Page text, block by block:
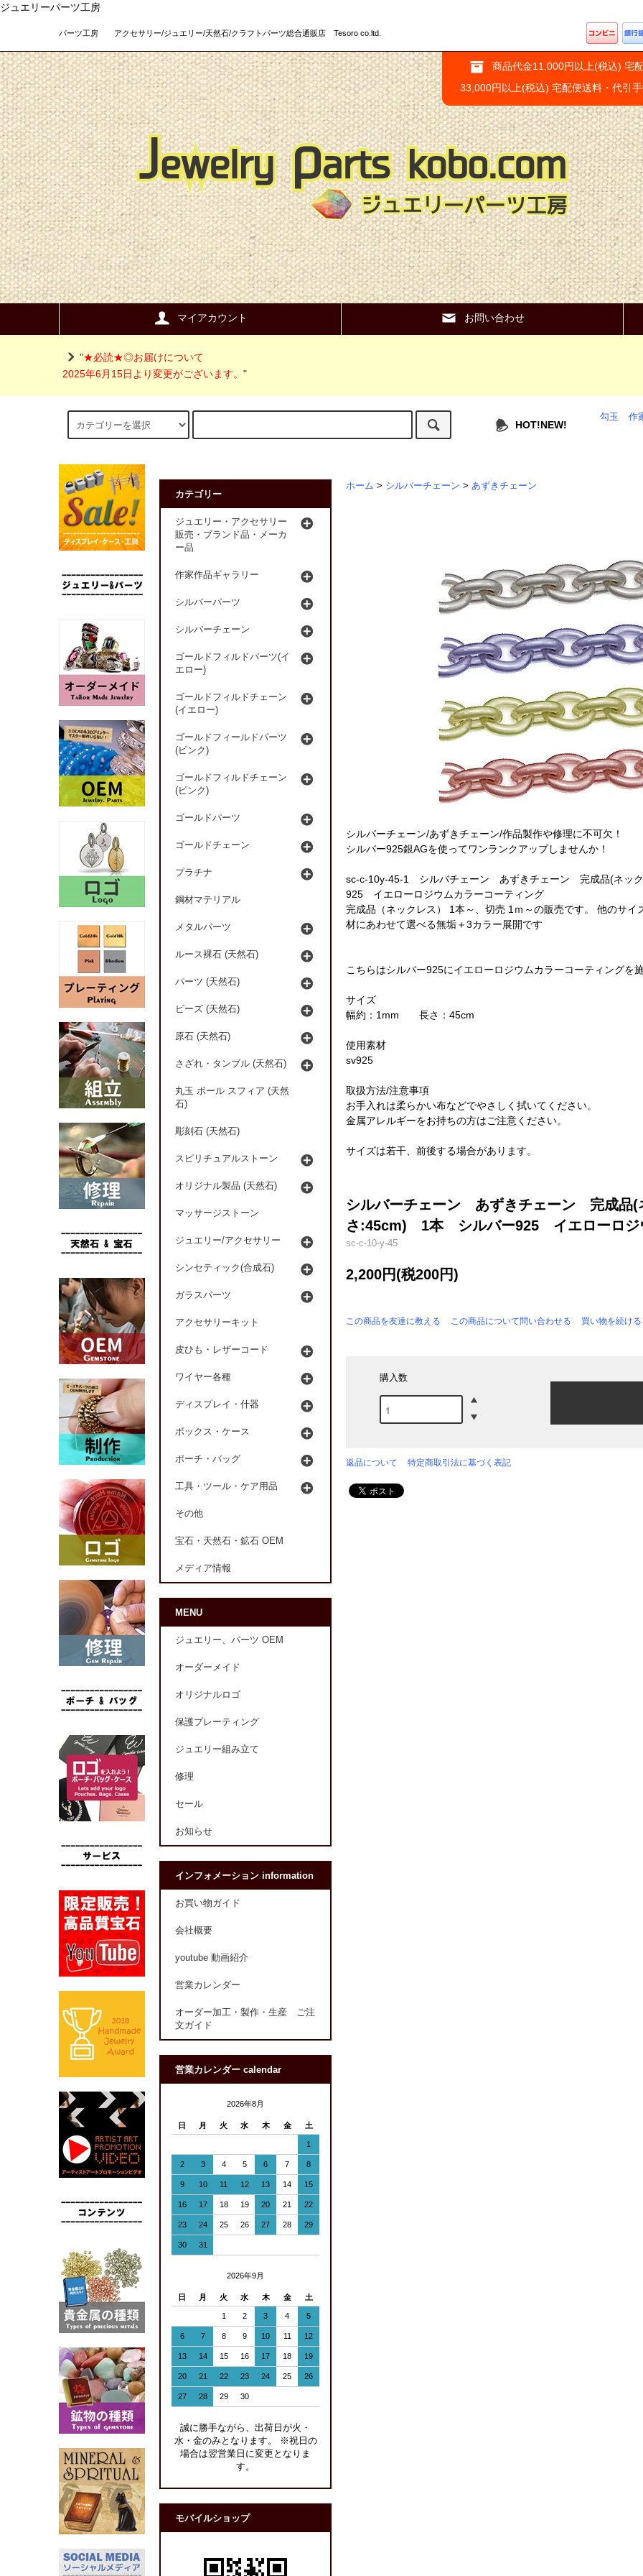
ジュエリーパーツ工房
パーツ工房 アクセサリー/ジュエリー/天然石/クラフトパーツ総合通販店 Tesoro co.ltd.
商品代金11,000円以上(税込) 宅
33,000円以上(税込) 宅配便送料・代引
マイアカウント お問い合わせ
"★必読★◎お届けについて
2025年6月15日より変更がございます。 "
HOT!NEW!
勾玉 作
ホーム > シルバーチェーン > あずきチェーン
シルバーチェーン/あずきチェーン/作品製作や修理に不可欠！
シルバー925銀AGを使ってワンランクアップしませんか！
sc-c-10y-45-1 シルバチェーン あずきチェーン 完成品(ネ
925 イエローロジウムカラーコーティング
完成品（ネックレス） 1本～、切売 1ｍ～の販売です。 他のサ
材にあわせて選べる無垢＋3カラー展開です
こちらはシルバー925にイエローロジウムカラーコーティングを
サイズ
幅約：1mm 長さ：45cm
使用素材
sv925
取扱方法/注意事項
お手入れは柔らかい布などでやさしく拭いてください。
金属アレルギーをお持ちの方はご注意ください。
サイズは若干、前後する場合があります。
シルバーチェーン あずきチェーン 完成
さ:45cm) 1本 シルバー925 イエローロジ
sc-c-10-y-45
2,200円(税200円)
この商品を友達に教える この商品について問い合わせる 買い物を続ける
購入数
返品について 特定商取引法に基づく表記
カテゴリー
ジュエリー・アクセサリー
販売・ブランド品・メーカ
ー品
作家作品ギャラリー
シルバーパーツ
シルバーチェーン
ゴールドフィルドパーツ(イ
エロー)
ゴールドフィルドチェーン
(イエロー)
ゴールドフィールドパーツ
(ピンク)
ゴールドフィルドチェーン
(ピンク)
ゴールドパーツ
ゴールドチェーン
プラチナ
鋼材マテリアル
メタルパーツ
ルース裸石 (天然石)
パーツ (天然石)
ビーズ (天然石)
原石 (天然石)
さざれ・タンブル (天然石)
丸玉 ボール スフィア (天然
石)
彫刻石 (天然石)
スピリチュアルストーン
オリジナル製品 (天然石)
マッサージストーン
ジュエリー/アクセサリー
シンセティック(合成石)
ガラスパーツ
アクセサリーキット
皮ひも・レザーコード
ワイヤー各種
ディスプレイ・什器
ボックス・ケース
ポーチ・バッグ
工具・ツール・ケア用品
その他
宝石・天然石・鉱石 OEM
メディア情報
MENU
ジュエリー、パーツ OEM
オーダーメイド
オリジナルロゴ
保護プレーティング
ジュエリー組み立て
修理
セール
お知らせ
インフォメーション information
お買い物ガイド
会社概要
youtube 動画紹介
営業カレンダー
オーダー加工・製作・生産 ご注
文ガイド
営業カレンダー calendar
2026年8月
日 月 火 水 木 金 土
1
2 3 4 5 6 7 8
9 10 11 12 13 14 15
16 17 18 19 20 21 22
23 24 25 26 27 28 29
30 31
2026年9月
日 月 火 水 木 金 土
1 2 3 4 5
6 7 8 9 10 11 12
13 14 15 16 17 18 19
20 21 22 23 24 25 26
27 28 29 30
誠に勝手ながら、出荷日が火・
水・金のみとなります。 ※祝日の
場合は翌営業日に変更となりま
す。
モバイルショップ